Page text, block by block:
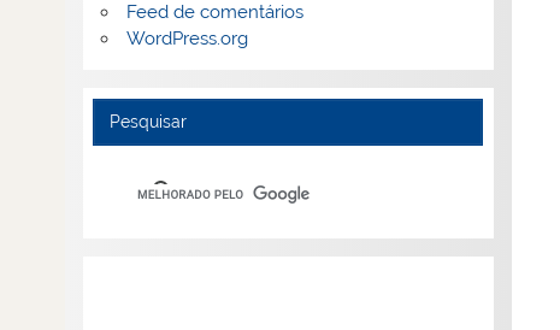
Feed de comentários
WordPress.org
Pesquisar